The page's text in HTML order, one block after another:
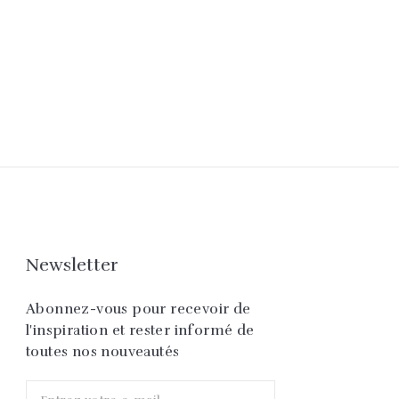
Newsletter
Abonnez-vous pour recevoir de
l'inspiration et rester informé de
toutes nos nouveautés